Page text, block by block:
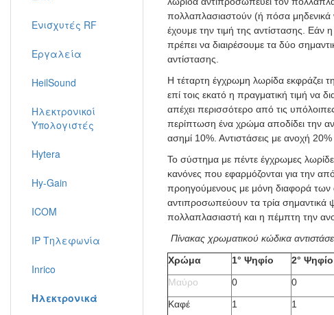
πολλαπλασιαστούν (ή πόσα μηδενικά
έχουμε την τιμή της αντίστασης. Εάν
πρέπει να διαιρέσουμε τα δύο
αντίστασης.
Η τέταρτη έγχρωμη λωρίδα εκφράζει
επί τοις εκατό η πραγματική τιμή να
απέχει περισσότερο από τις
περίπτωση ένα χρώμα αποδίδει την
ασημί 10%. Αντιστάσεις με ανοχή
Το σύστημα με πέντε έγχρωμες
κανόνες που εφαρμόζονται για την
προηγούμενους με μόνη διαφορά των
αντιπροσωπεύουν τα τρία σημαντικά
πολλαπλασιαστή και η πέμπτη την
Πίνακας χρωματικού κώδικα
Χρώμα
1° Ψηφίο 2° Ψηφίο
Μαύρο
0 0
Καφέ 1 1
Ενισχυτές RF
Εργαλεία
HeilSound
Ηλεκτρονικοί
Υπολογιστές
Hytera
Hy-Gain
ICOM
IP Τηλεφωνία
Inrico
Ηλεκτρονικά